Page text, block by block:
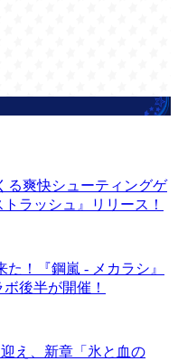
る爽快シューティングゲ
ラッシュ』リリース！
！『鋼嵐 - メカラシ』
後半が開催！
え、新章「氷と血の